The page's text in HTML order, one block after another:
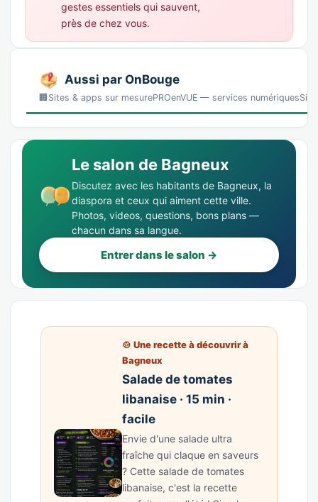
gestes essentiels qui sauvent,
près de chez vous.
Aussi par OnBouge
🏢Sites & apps sur mesurePROenVUE — services
Le salon de Bagneux
Discutez avec les habitants de Bagneux, la
diaspora et ceux qui aiment cette ville.
Photos, videos, questions, bons plans —
chacun dans sa langue.
Entrer dans le salon →
🍲 Une recette à découvrir à
Bagneux
Salade de tomates
libanaise · 15 min ·
facile
Envie d'une salade ultra
fraîche qui claque en saveurs
? Cette salade de tomates
libanaise, c'est la recette